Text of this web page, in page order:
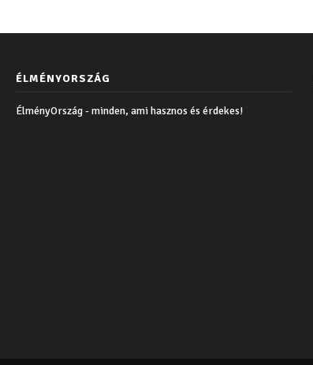
ÉLMÉNYORSZÁG
ÉlményOrszág - minden, ami hasznos és érdekes!